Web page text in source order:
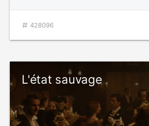
428096
L'état sauvage